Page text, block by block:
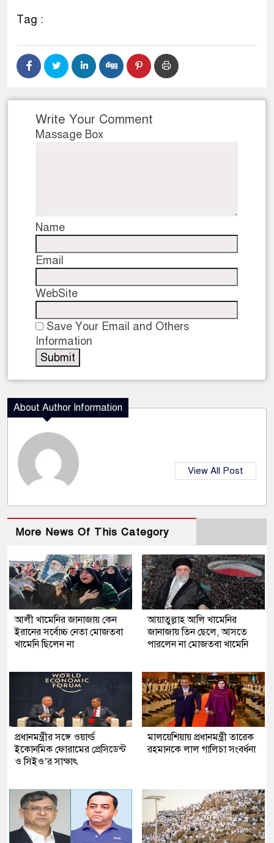
Tag :
Write Your Comment
Massage Box
Name
Email
WebSite
Save Your Email and Others
Information
About Author Information
View All Post
More News Of This Category
আলী খামেনির জানাজায় কেন
ইরানের সর্বোচ্চ নেতা মোজতবা
খামেনি ছিলেন না
আয়াতুল্লাহ আলি খামেনির
জানাজায় তিন ছেলে, আসতে
পারলেন না মোজতবা খামেনি
প্রধানমন্ত্রীর সঙ্গে ওয়ার্ল্ড
ইকোনমিক ফোরামের প্রেসিডেন্ট
ও সিইও’র সাক্ষাৎ
মালয়েশিয়ায় প্রধানমন্ত্রী তারেক
রহমানকে লাল গালিচা সংবর্ধনা